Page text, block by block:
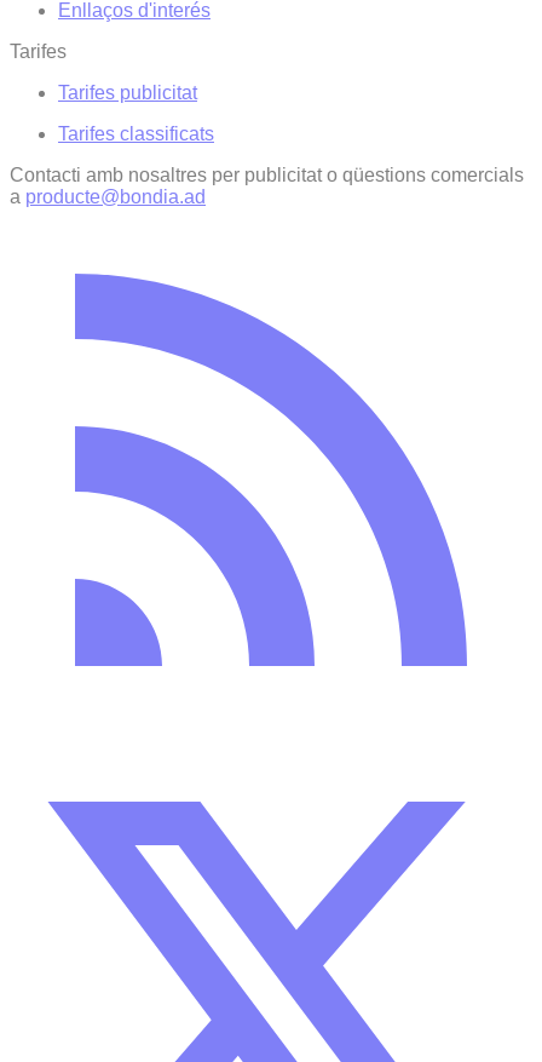
Enllaços d'interés
Tarifes
Tarifes publicitat
Tarifes classificats
Contacti amb nosaltres per publicitat o qüestions comercials
a producte@bondia.ad